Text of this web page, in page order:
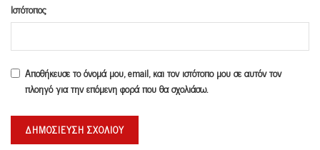
Ιστότοπος
Αποθήκευσε το όνομά μου, email, και τον ιστότοπο μου σε αυτόν τον
πλοηγό για την επόμενη φορά που θα σχολιάσω.